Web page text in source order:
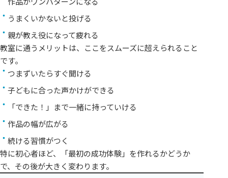
うまくいかないと投げる
親が教え役になって疲れる
教室に通うメリットは、ここをスムーズに超えられること
です。
つまずいたらすぐ聞ける
子どもに合った声かけができる
「できた！」まで一緒に持っていける
作品の幅が広がる
続ける習慣がつく
特に初心者ほど、「最初の成功体験」を作れるかどうか
で、その後が大きく変わります。